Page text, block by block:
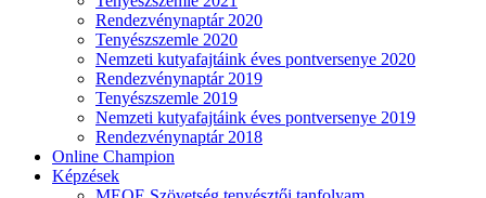
Rendezvénynaptár 2020
Tenyészszemle 2020
Nemzeti kutyafajtáink éves pontversenye 2020
Rendezvénynaptár 2019
Tenyészszemle 2019
Nemzeti kutyafajtáink éves pontversenye 2019
Rendezvénynaptár 2018
Online Champion
Képzések